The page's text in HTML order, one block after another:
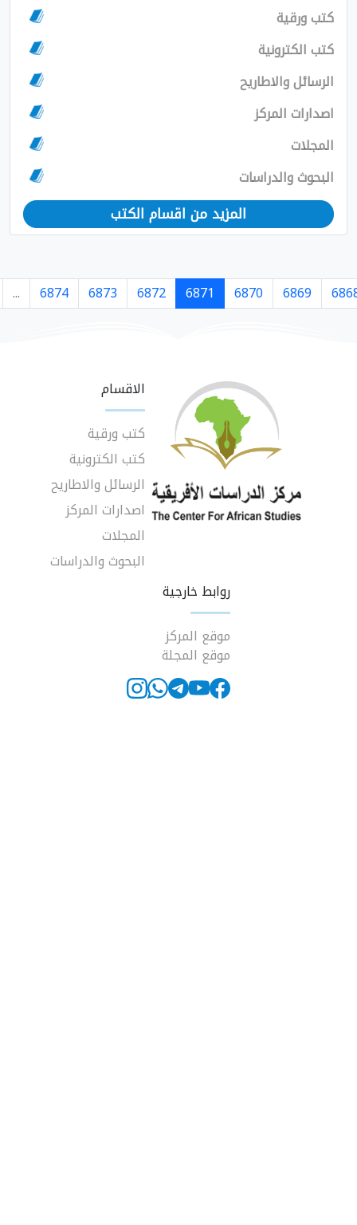
من اقسام الكتب
6871
6872
6873
6874
...
7363
7364
›
الاقسام
كتب ورقية
كتب الكترونية
الرسائل والاطاريح
اصدارات المركز